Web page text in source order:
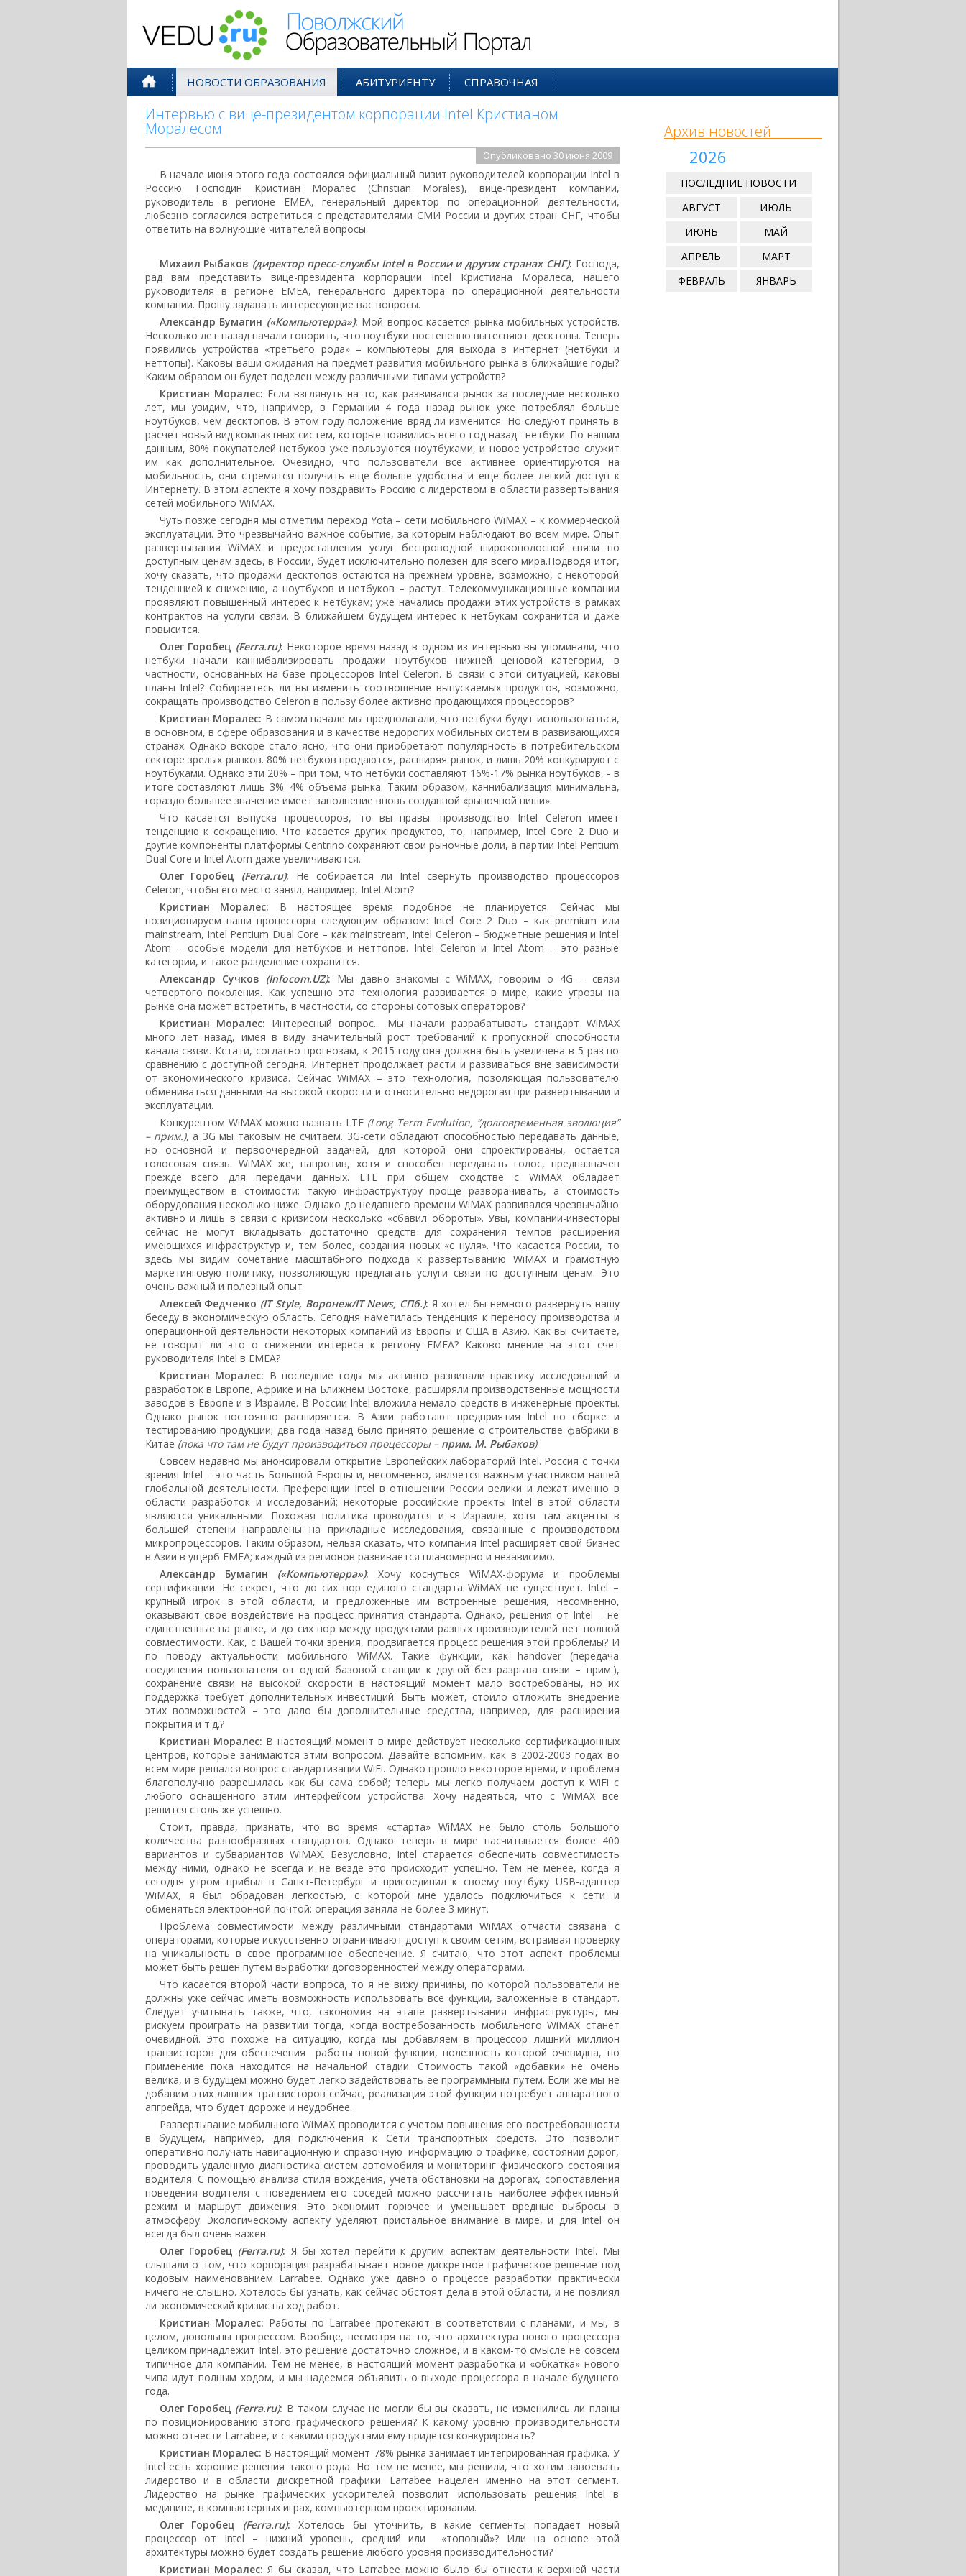
НОВОСТИ ОБРАЗОВАНИЯ АБИТУРИЕНТУ СПРАВОЧНАЯ
Интервью с вице-президентом корпорации Intel Кристианом
Моралесом
Опубликовано 30 июня 2009
В начале июня этого года состоялся официальный визит руководителей корпорации Intel в
Россию. Господин Кристиан Моралес (Christian Morales), вице-президент компании,
руководитель в регионе EMEA, генеральный директор по операционной деятельности,
любезно согласился встретиться с представителями СМИ России и других стран СНГ, чтобы
ответить на волнующие читателей вопросы.
Михаил Рыбаков (директор пресс-службы Intel в России и других странах СНГ): Господа,
рад вам представить вице-президента корпорации Intel Кристиана Моралеса, нашего
руководителя в регионе EMEA, генерального директора по операционной деятельности
компании. Прошу задавать интересующие вас вопросы.
Александр Бумагин («Компьютерра»): Мой вопрос касается рынка мобильных устройств.
Несколько лет назад начали говорить, что ноутбуки постепенно вытесняют десктопы. Теперь
появились устройства «третьего рода» – компьютеры для выхода в интернет (нетбуки и
неттопы). Каковы ваши ожидания на предмет развития мобильного рынка в ближайшие годы?
Каким образом он будет поделен между различными типами устройств?
Кристиан Моралес: Если взглянуть на то, как развивался рынок за последние несколько
лет, мы увидим, что, например, в Германии 4 года назад рынок уже потреблял больше
ноутбуков, чем десктопов. В этом году положение вряд ли изменится. Но следуют принять в
расчет новый вид компактных систем, которые появились всего год назад– нетбуки. По нашим
данным, 80% покупателей нетбуков уже пользуются ноутбуками, и новое устройство служит
им как дополнительное. Очевидно, что пользователи все активнее ориентируются на
мобильность, они стремятся получить еще больше удобства и еще более легкий доступ к
Интернету. В этом аспекте я хочу поздравить Россию с лидерством в области развертывания
сетей мобильного WiMAX.
Чуть позже сегодня мы отметим переход Yota – сети мобильного WiMAX – к коммерческой
эксплуатации. Это чрезвычайно важное событие, за которым наблюдают во всем мире. Опыт
развертывания WiMAX и предоставления услуг беспроводной широкополосной связи по
доступным ценам здесь, в России, будет исключительно полезен для всего мира.Подводя итог,
хочу сказать, что продажи десктопов остаются на прежнем уровне, возможно, с некоторой
тенденцией к снижению, а ноутбуков и нетбуков – растут. Телекоммуникационные компании
проявляют повышенный интерес к нетбукам; уже начались продажи этих устройств в рамках
контрактов на услуги связи. В ближайшем будущем интерес к нетбукам сохранится и даже
повысится.
Олег Горобец (Ferra.ru): Некоторое время назад в одном из интервью вы упоминали, что
нетбуки начали каннибализировать продажи ноутбуков нижней ценовой категории, в
частности, основанных на базе процессоров Intel Celeron. В связи с этой ситуацией, каковы
планы Intel? Собираетесь ли вы изменить соотношение выпускаемых продуктов, возможно,
сокращать производство Celeron в пользу более активно продающихся процессоров?
Кристиан Моралес: В самом начале мы предполагали, что нетбуки будут использоваться,
в основном, в сфере образования и в качестве недорогих мобильных систем в развивающихся
странах. Однако вскоре стало ясно, что они приобретают популярность в потребительском
секторе зрелых рынков. 80% нетбуков продаются, расширяя рынок, и лишь 20% конкурируют с
ноутбуками. Однако эти 20% – при том, что нетбуки составляют 16%-17% рынка ноутбуков, - в
итоге составляют лишь 3%–4% объема рынка. Таким образом, каннибализация минимальна,
гораздо большее значение имеет заполнение вновь созданной «рыночной ниши».
Что касается выпуска процессоров, то вы правы: производство Intel Celeron имеет
тенденцию к сокращению. Что касается других продуктов, то, например, Intel Сore 2 Duo и
другие компоненты платформы Centrino сохраняют свои рыночные доли, а партии Intel Pentium
Dual Core и Intel Atom даже увеличиваются.
Олег Горобец (Ferra.ru): Не собирается ли Intel свернуть производство процессоров
Celeron, чтобы его место занял, например, Intel Atom?
Кристиан Моралес: В настоящее время подобное не планируется. Сейчас мы
позиционируем наши процессоры следующим образом: Intel Core 2 Duo – как premium или
mainstream, Intel Pentium Dual Core – как mainstream, Intel Celeron – бюджетные решения и Intel
Atom – особые модели для нетбуков и неттопов. Intel Celeron и Intel Atom – это разные
категории, и такое разделение сохранится.
Александр Сучков (Infocom.UZ): Мы давно знакомы с WiMAX, говорим о 4G – связи
четвертого поколения. Как успешно эта технология развивается в мире, какие угрозы на
рынке она может встретить, в частности, со стороны сотовых операторов?
Кристиан Моралес: Интересный вопрос... Мы начали разрабатывать стандарт WiMAX
много лет назад, имея в виду значительный рост требований к пропускной способности
канала связи. Кстати, согласно прогнозам, к 2015 году она должна быть увеличена в 5 раз по
сравнению с доступной сегодня. Интернет продолжает расти и развиваться вне зависимости
от экономического кризиса. Сейчас WiMAX – это технология, позоляющая пользователю
обмениваться данными на высокой скорости и относительно недорогая при развертывании и
эксплуатации.
Конкурентом WiMAX можно назвать LTE (Long Term Evolution, “долговременная эволюция”
– прим.), а 3G мы таковым не считаем. 3G-сети обладают способностью передавать данные,
но основной и первоочередной задачей, для которой они спроектированы, остается
голосовая связь. WiMAX же, напротив, хотя и способен передавать голос, предназначен
прежде всего для передачи данных. LTE при общем сходстве с WiMAX обладает
преимуществом в стоимости; такую инфраструктуру проще разворачивать, а стоимость
оборудования несколько ниже. Однако до недавнего времени WiMAX развивался чрезвычайно
активно и лишь в связи с кризисом несколько «сбавил обороты». Увы, компании-инвесторы
сейчас не могут вкладывать достаточно средств для сохранения темпов расширения
имеющихся инфраструктур и, тем более, создания новых «с нуля». Что касается России, то
здесь мы видим сочетание масштабного подхода к развертыванию WiMAX и грамотную
маркетинговую политику, позволяющую предлагать услуги связи по доступным ценам. Это
очень важный и полезный опыт
Алексей Федченко (IT Style, Воронеж/IT News, СПб.): Я хотел бы немного развернуть нашу
беседу в экономическую область. Сегодня наметилась тенденция к переносу производства и
операционной деятельности некоторых компаний из Европы и США в Азию. Как вы считаете,
не говорит ли это о снижении интереса к региону ЕМЕА? Каково мнение на этот счет
руководителя Intel в EMEA?
Кристиан Моралес: В последние годы мы активно развивали практику исследований и
разработок в Европе, Африке и на Ближнем Востоке, расширяли производственные мощности
заводов в Европе и в Израиле. В России Intel вложила немало средств в инженерные проекты.
Однако рынок постоянно расширяется. В Азии работают предприятия Intel по сборке и
тестированию продукции; два года назад было принято решение о строительстве фабрики в
Китае (пока что там не будут производиться процессоры – прим. М. Рыбаков).
Совсем недавно мы анонсировали открытие Европейских лабораторий Intel. Россия с точки
зрения Intel – это часть Большой Европы и, несомненно, является важным участником нашей
глобальной деятельности. Преференции Intel в отношении России велики и лежат именно в
области разработок и исследований; некоторые российские проекты Intel в этой области
являются уникальными. Похожая политика проводится и в Израиле, хотя там акценты в
большей степени направлены на прикладные исследования, связанные с производством
микропроцессоров. Таким образом, нельзя сказать, что компания Intel расширяет свой бизнес
в Азии в ущерб EMEA; каждый из регионов развивается планомерно и независимо.
Александр Бумагин («Компьютерра»): Хочу коснуться WiMAX-форума и проблемы
сертификации. Не секрет, что до сих пор единого стандарта WiMAX не существует. Intel –
крупный игрок в этой области, и предложенные им встроенные решения, несомненно,
оказывают свое воздействие на процесс принятия стандарта. Однако, решения от Intel – не
единственные на рынке, и до сих пор между продуктами разных производителей нет полной
совместимости. Как, с Вашей точки зрения, продвигается процесс решения этой проблемы? И
по поводу актуальности мобильного WiMAX. Такие функции, как handover (передача
соединения пользователя от одной базовой станции к другой без разрыва связи – прим.),
сохранение связи на высокой скорости в настоящий момент мало востребованы, но их
поддержка требует дополнительных инвестиций. Быть может, стоило отложить внедрение
этих возможностей – это дало бы дополнительные средства, например, для расширения
покрытия и т.д.?
Кристиан Моралес: В настоящий момент в мире действует несколько сертификационных
центров, которые занимаются этим вопросом. Давайте вспомним, как в 2002-2003 годах во
всем мире решался вопрос стандартизации WiFi. Однако прошло некоторое время, и проблема
благополучно разрешилась как бы сама собой; теперь мы легко получаем доступ к WiFi с
любого оснащенного этим интерфейсом устройства. Хочу надеяться, что с WiMAX все
решится столь же успешно.
Стоит, правда, признать, что во время «старта» WiMAX не было столь большого
количества разнообразных стандартов. Однако теперь в мире насчитывается более 400
вариантов и субвариантов WiMAX. Безусловно, Intel старается обеспечить совместимость
между ними, однако не всегда и не везде это происходит успешно. Тем не менее, когда я
сегодня утром прибыл в Санкт-Петербург и присоединил к своему ноутбуку USB-адаптер
WiMAX, я был обрадован легкостью, с которой мне удалось подключиться к сети и
обменяться электронной почтой: операция заняла не более 3 минут.
Проблема совместимости между различными стандартами WiMAX отчасти связана с
операторами, которые искусственно ограничивают доступ к своим сетям, встраивая проверку
на уникальность в свое программное обеспечение. Я считаю, что этот аспект проблемы
может быть решен путем выработки договоренностей между операторами.
Что касается второй части вопроса, то я не вижу причины, по которой пользователи не
должны уже сейчас иметь возможность использовать все функции, заложенные в стандарт.
Следует учитывать также, что, сэкономив на этапе развертывания инфраструктуры, мы
рискуем проиграть на развитии тогда, когда востребованность мобильного WiMAX станет
очевидной. Это похоже на ситуацию, когда мы добавляем в процессор лишний миллион
транзисторов для обеспечения работы новой функции, полезность которой очевидна, но
применение пока находится на начальной стадии. Стоимость такой «добавки» не очень
велика, и в будущем можно будет легко задействовать ее программным путем. Если же мы не
добавим этих лишних транзисторов сейчас, реализация этой функции потребует аппаратного
апгрейда, что будет дороже и неудобнее.
Развертывание мобильного WiMAX проводится с учетом повышения его востребованности
в будущем, например, для подключения к Сети транспортных средств. Это позволит
оперативно получать навигационную и справочную информацию о трафике, состоянии дорог,
проводить удаленную диагностика систем автомобиля и мониторинг физического состояния
водителя. С помощью анализа стиля вождения, учета обстановки на дорогах, сопоставления
поведения водителя с поведением его соседей можно рассчитать наиболее эффективный
режим и маршрут движения. Это экономит горючее и уменьшает вредные выбросы в
атмосферу. Экологическому аспекту уделяют пристальное внимание в мире, и для Intel он
всегда был очень важен.
Олег Горобец (Ferra.ru): Я бы хотел перейти к другим аспектам деятельности Intel. Мы
слышали о том, что корпорация разрабатывает новое дискретное графическое решение под
кодовым наименованием Larrabee. Однако уже давно о процессе разработки практически
ничего не слышно. Хотелось бы узнать, как сейчас обстоят дела в этой области, и не повлиял
ли экономический кризис на ход работ.
Кристиан Моралес: Работы по Larrabee протекают в соответствии с планами, и мы, в
целом, довольны прогрессом. Вообще, несмотря на то, что архитектура нового процессора
целиком принадлежит Intel, это решение достаточно сложное, и в каком-то смысле не совсем
типичное для компании. Тем не менее, в настоящий момент разработка и «обкатка» нового
чипа идут полным ходом, и мы надеемся объявить о выходе процессора в начале будущего
года.
Олег Горобец (Ferra.ru): В таком случае не могли бы вы сказать, не изменились ли планы
по позиционированию этого графического решения? К какому уровню производительности
можно отнести Larrabee, и с какими продуктами ему придется конкурировать?
Кристиан Моралес: В настоящий момент 78% рынка занимает интегрированная графика. У
Intel есть хорошие решения такого рода. Но тем не менее, мы решили, что хотим завоевать
лидерство и в области дискретной графики. Larrabee нацелен именно на этот сегмент.
Лидерство на рынке графических ускорителей позволит использовать решения Intel в
медицине, в компьютерных играх, компьютерном проектировании.
Олег Горобец (Ferra.ru): Хотелось бы уточнить, в какие сегменты попадает новый
процессор от Intel – нижний уровень, средний или «топовый»? Или на основе этой
архитектуры можно будет создать решение любого уровня производительности?
Кристиан Моралес: Я бы сказал, что Larrabee можно было бы отнести к верхней части
Архив новостей
2026
ПОСЛЕДНИЕ НОВОСТИ
АВГУСТ
ИЮЛЬ
ИЮНЬ
МАЙ
АПРЕЛЬ
МАРТ
ФЕВРАЛЬ
ЯНВАРЬ